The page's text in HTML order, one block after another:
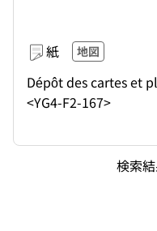
紙 地図
Dépôt des cartes et
<YG4-F2-167>
検索結